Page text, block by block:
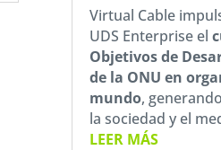
Virtual Cable
UDS Enterprise el
Objetivos de
de la ONU en
mundo,
la sociedad y el
LEER MÁS